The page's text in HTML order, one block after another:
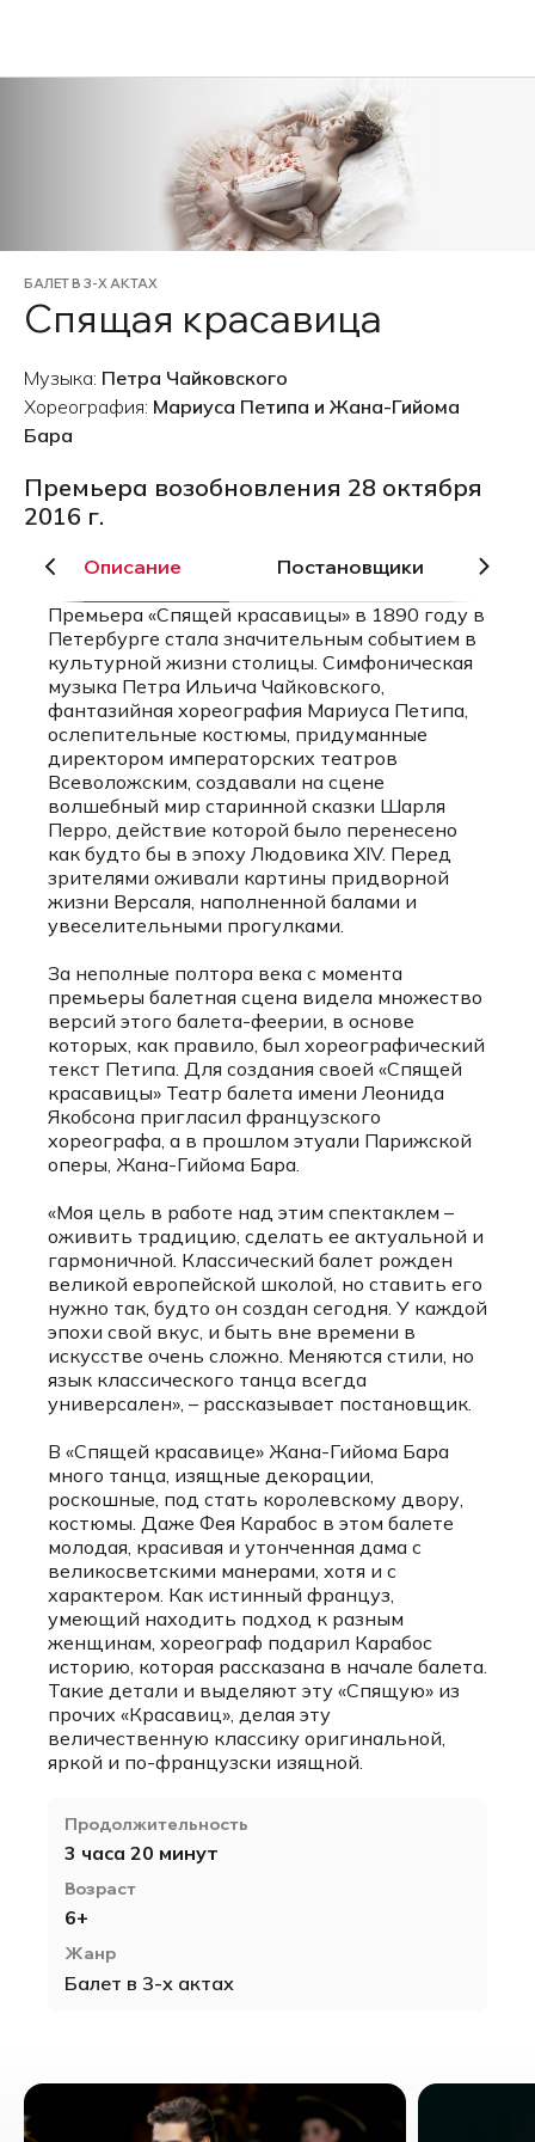
БАЛЕТ В 3-Х АКТАХ
Спящая красавица
Музыка: Петра Чайковского
Хореография: Мариуса Петипа и Жана-Гийома
Бара
Премьера возобновления 28 октября
2016 г.
Описание
Постановщики
Премьера «Спящей красавицы» в 1890 году в
Петербурге стала значительным событием в
культурной жизни столицы. Симфоническая
музыка Петра Ильича Чайковского,
фантазийная хореография Мариуса Петипа,
ослепительные костюмы, придуманные
директором императорских театров
Всеволожским, создавали на сцене
волшебный мир старинной сказки Шарля
Перро, действие которой было перенесено
как будто бы в эпоху Людовика XIV. Перед
зрителями оживали картины придворной
жизни Версаля, наполненной балами и
увеселительными прогулками.
За неполные полтора века с момента
премьеры балетная сцена видела множество
версий этого балета-феерии, в основе
которых, как правило, был хореографический
текст Петипа. Для создания своей «Спящей
красавицы» Театр балета имени Леонида
Якобсона пригласил французского
хореографа, а в прошлом этуали Парижской
оперы, Жана-Гийома Бара.
«Моя цель в работе над этим спектаклем –
оживить традицию, сделать ее актуальной и
гармоничной. Классический балет рожден
великой европейской школой, но ставить его
нужно так, будто он создан сегодня. У каждой
эпохи свой вкус, и быть вне времени в
искусстве очень сложно. Меняются стили, но
язык классического танца всегда
универсален», – рассказывает постановщик.
В «Спящей красавице» Жана-Гийома Бара
много танца, изящные декорации,
роскошные, под стать королевскому двору,
костюмы. Даже Фея Карабос в этом балете
молодая, красивая и утонченная дама с
великосветскими манерами, хотя и с
характером. Как истинный француз,
умеющий находить подход к разным
женщинам, хореограф подарил Карабос
историю, которая рассказана в начале балета.
Такие детали и выделяют эту «Спящую» из
прочих «Красавиц», делая эту
величественную классику оригинальной,
яркой и по-французски изящной.
Продолжительность
3 часа 20 минут
Возраст
6+
Жанр
Балет в 3-х актах